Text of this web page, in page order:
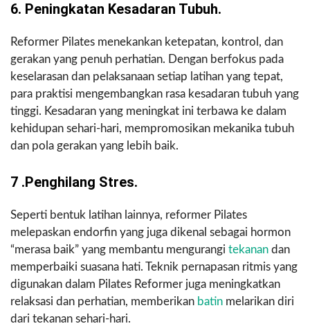
6. Peningkatan Kesadaran Tubuh.
Reformer Pilates menekankan ketepatan, kontrol, dan
gerakan yang penuh perhatian. Dengan berfokus pada
keselarasan dan pelaksanaan setiap latihan yang tepat,
para praktisi mengembangkan rasa kesadaran tubuh yang
tinggi. Kesadaran yang meningkat ini terbawa ke dalam
kehidupan sehari-hari, mempromosikan mekanika tubuh
dan pola gerakan yang lebih baik.
7 .Penghilang Stres.
Seperti bentuk latihan lainnya, reformer Pilates
melepaskan endorfin yang juga dikenal sebagai hormon
“merasa baik” yang membantu mengurangi tekanan dan
memperbaiki suasana hati. Teknik pernapasan ritmis yang
digunakan dalam Pilates Reformer juga meningkatkan
relaksasi dan perhatian, memberikan batin melarikan diri
dari tekanan sehari-hari.